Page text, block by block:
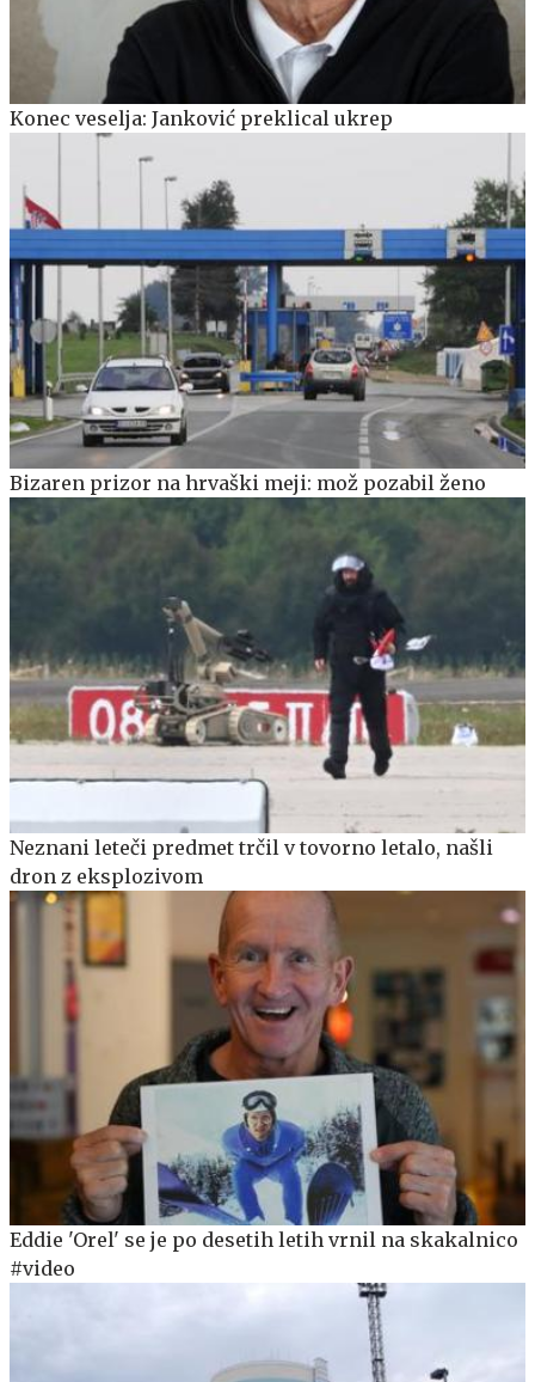
Konec veselja: Janković preklical ukrep
Bizaren prizor na hrvaški meji: mož pozabil ženo
Neznani leteči predmet trčil v tovorno letalo, našli
dron z eksplozivom
Eddie 'Orel' se je po desetih letih vrnil na skakalnico
#video